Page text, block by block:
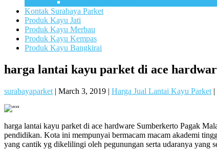
Kontak Surabaya Parket
Produk Kayu Jati
Produk Kayu Merbau
Produk Kayu Kempas
Produk Kayu Bangkirai
harga lantai kayu parket di ace
surabayaparket | March 3, 2019 | Harga Jual Lantai Kayu Parket |
harga lantai kayu parket di ace hardware Sumberkerto Pagak
pendidikan. Kota ini mempunyai bermacam macam akademi
yang cantik yg dikelilingi oleh pegunungan serta udaranya yang